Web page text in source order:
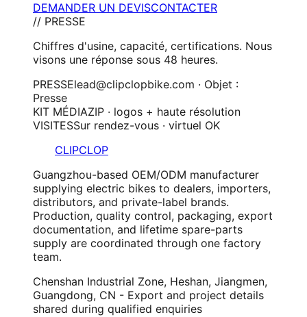
DEMANDER UN DEVISCONTACTER
// PRESSE
Chiffres d'usine, capacité, certifications. Nous
visons une réponse sous 48 heures.
PRESSElead@clipclopbike.com · Objet :
Presse
KIT MÉDIAZIP · logos + haute résolution
VISITESSur rendez-vous · virtuel OK
CLIPCLOP
Guangzhou-based OEM/ODM manufacturer
supplying electric bikes to dealers, importers,
distributors, and private-label brands.
Production, quality control, packaging, export
documentation, and lifetime spare-parts
supply are coordinated through one factory
team.
Chenshan Industrial Zone, Heshan, Jiangmen,
Guangdong, CN - Export and project details
shared during qualified enquiries